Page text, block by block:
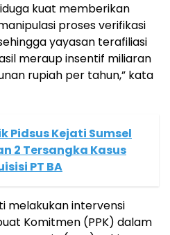
kuat memberikan
proses verifikasi
yayasan terafiliasi
meraup insentif miliaran
rupiah per tahun,” kata
Pidsus Kejati Sumsel
2 Tersangka Kasus
PT BA
melakukan intervensi
Komitmen (PPK) dalam